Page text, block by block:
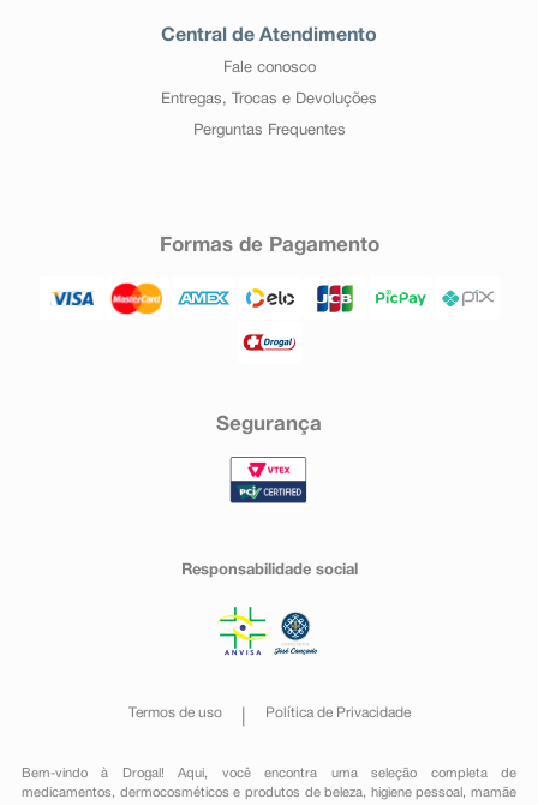
Central de Atendimento
Fale conosco
Entregas, Trocas e Devoluções
Perguntas Frequentes
Formas de Pagamento
Segurança
Responsabilidade social
Termos de uso Política de Privacidade
Bem-vindo à Drogal! Aqui, você encontra uma seleção completa de
medicamentos , dermocosméticos e produtos de beleza, higiene pessoal ,mamãe